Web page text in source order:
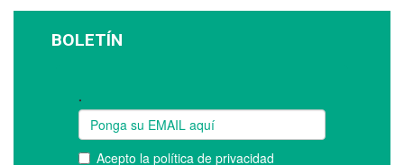
BOLETÍN